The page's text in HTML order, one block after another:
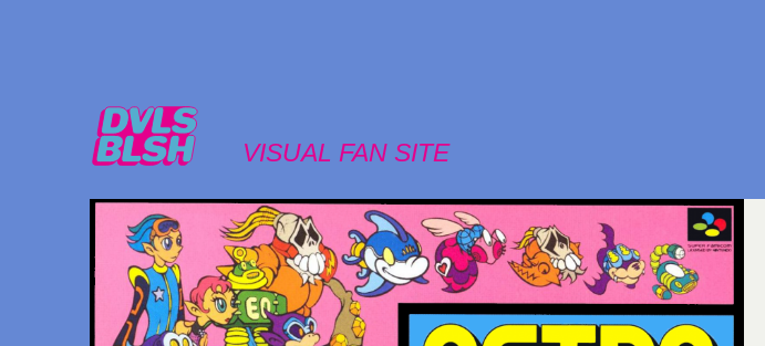
VISUAL FAN SITE